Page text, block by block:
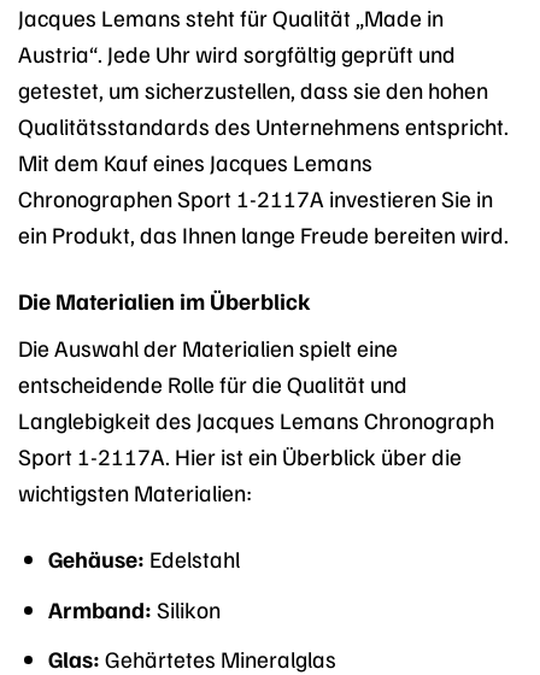
Jacques Lemans steht für Qualität „Made in
Austria“. Jede Uhr wird sorgfältig geprüft und
getestet, um sicherzustellen, dass sie den hohen
Qualitätsstandards des Unternehmens entspricht.
Mit dem Kauf eines Jacques Lemans
Chronographen Sport 1-2117A investieren Sie in
ein Produkt, das Ihnen lange Freude bereiten wird.
Die Materialien im Überblick
Die Auswahl der Materialien spielt eine
entscheidende Rolle für die Qualität und
Langlebigkeit des Jacques Lemans Chronograph
Sport 1-2117A. Hier ist ein Überblick über die
wichtigsten Materialien:
Gehäuse: Edelstahl
Armband: Silikon
Glas: Gehärtetes Mineralglas